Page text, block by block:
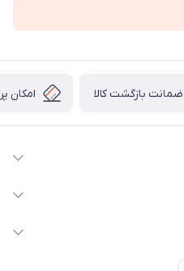
ضمانت بازگشت کالا امکان